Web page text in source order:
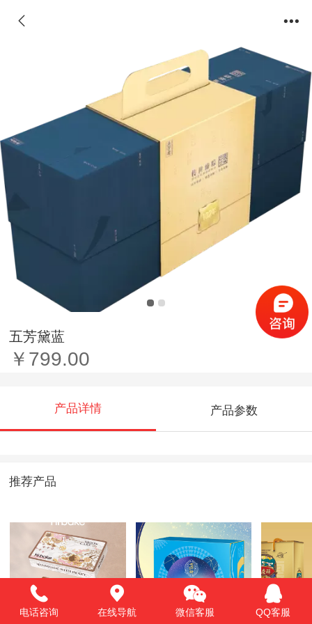
五芳黛蓝
￥799.00
产品详情 产品参数
推荐产品
松间丹若 秋悦潮品 团圆吉
电话咨询 在线导航 微信客服 QQ客服